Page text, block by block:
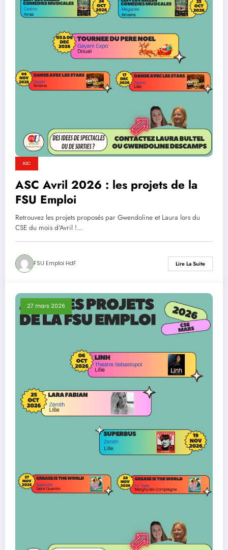
ASC
ASC Avril 2026 : les projets de la
FSU Emploi
Retrouvez les projets proposés par Gwendoline et Laura lors du
CSE du mois d'Avril !…
FSU Emploi HdF Lire La Suite
27 mars 2026